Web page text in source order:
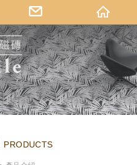
網站名稱
PRODUCTS